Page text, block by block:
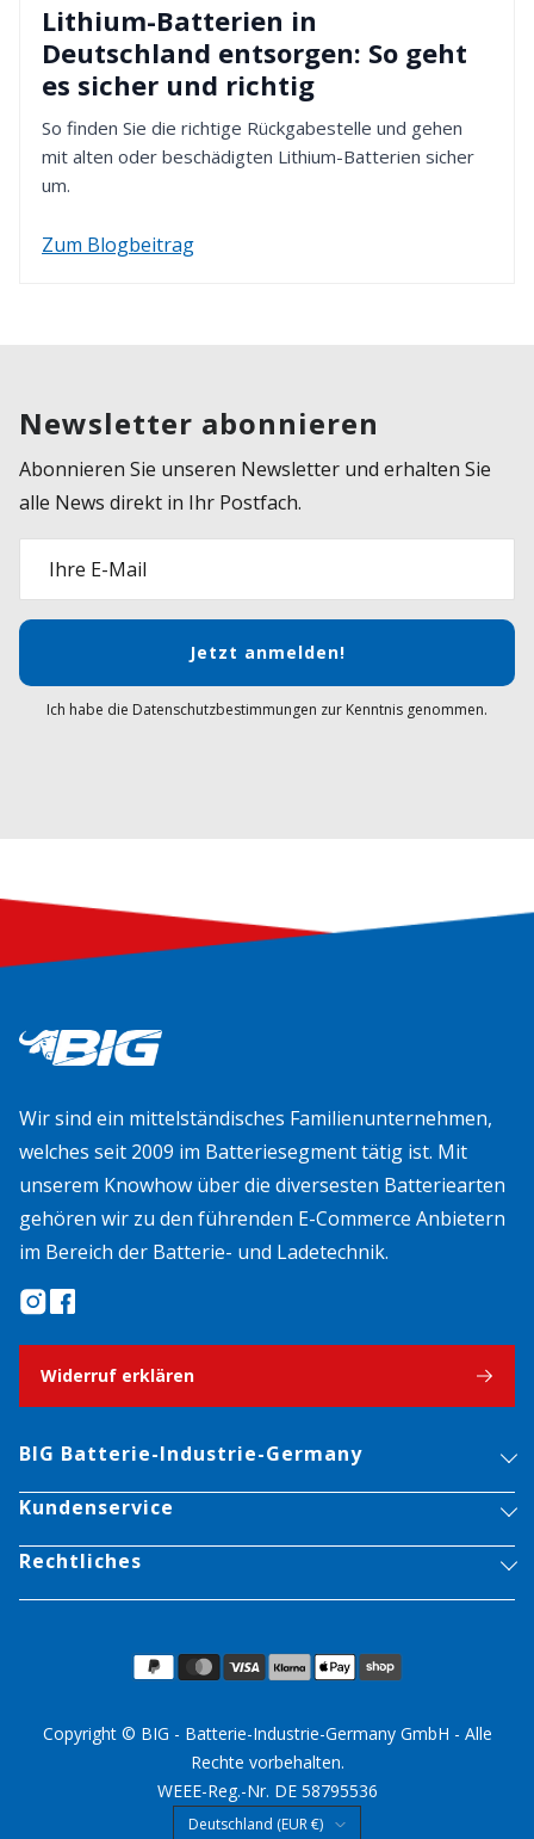
Lithium-Batterien in
Deutschland entsorgen: So geht
es sicher und richtig
So finden Sie die richtige Rückgabestelle und gehen
mit alten oder beschädigten Lithium-Batterien sicher
um.
Zum Blogbeitrag
Newsletter abonnieren
Abonnieren Sie unseren Newsletter und erhalten Sie
alle News direkt in Ihr Postfach.
Ihre E-Mail
Jetzt anmelden!
Ich habe die Datenschutzbestimmungen zur Kenntnis genommen.
Wir sind ein mittelständisches Familienunternehmen,
welches seit 2009 im Batteriesegment tätig ist. Mit
unserem Knowhow über die diversesten Batteriearten
gehören wir zu den führenden E-Commerce Anbietern
im Bereich der Batterie- und Ladetechnik.
Widerruf erklären
BIG Batterie-Industrie-Germany
Kundenservice
Rechtliches
Land/Region
Deutschland (EUR €)
Copyright © BIG - Batterie-Industrie-Germany GmbH - Alle
Rechte vorbehalten.
WEEE-Reg.-Nr. DE 58795536